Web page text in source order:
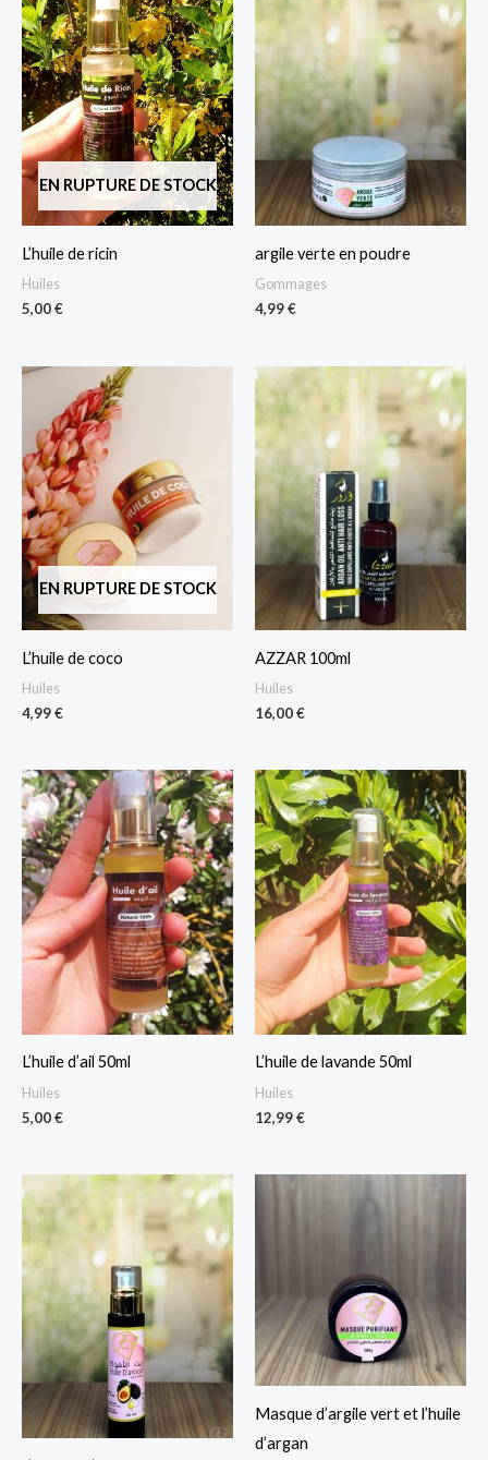
EN RUPTURE DE STOCK
L’huile de ricin
Huiles
5,00€
argile verte en poudre
Gommages
4,99€
EN RUPTURE DE STOCK
L’huile de coco
Huiles
4,99€
AZZAR 100ml
Huiles
16,00€
L’huile d’ail 50ml
Huiles
5,00€
L’huile de lavande 50ml
Huiles
12,99€
Masque d’argile vert et l’huile
d’argan